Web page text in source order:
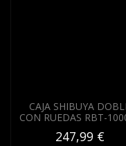
CAJA SHIBUYA
CON RUEDAS RBT-
247,99 €